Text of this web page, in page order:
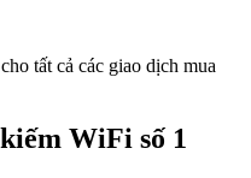
tất cả các giao dịch mua
WiFi số 1